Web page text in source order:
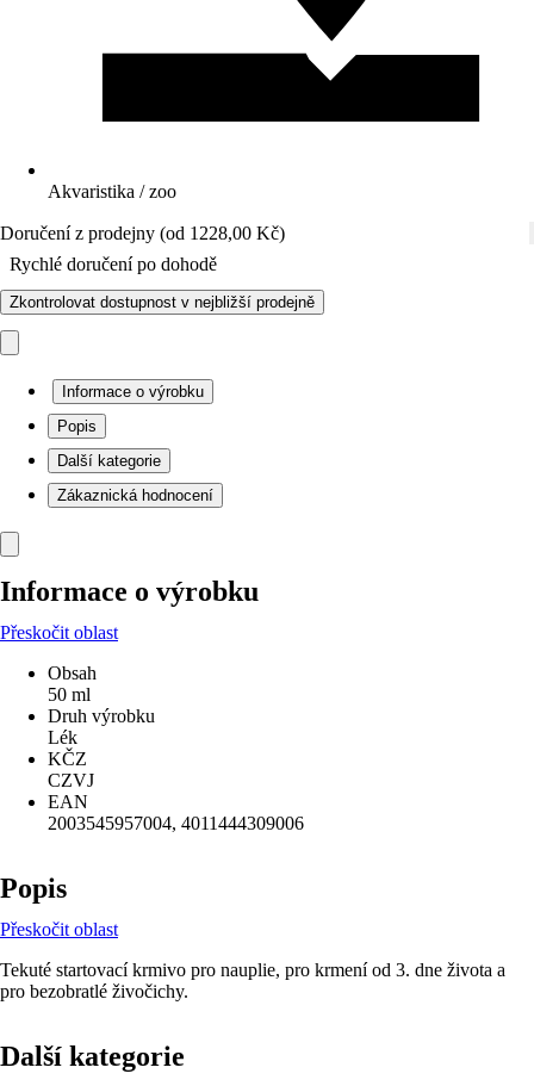
Akvaristika / zoo
Doručení z prodejny (od 1228,00 Kč)
Rychlé doručení po dohodě
Zkontrolovat dostupnost v nejbližší prodejně
Informace o výrobku
Popis
Další kategorie
Zákaznická hodnocení
Informace o výrobku
Přeskočit oblast
Obsah
50 ml
Druh výrobku
Lék
KČZ
CZVJ
EAN
2003545957004, 4011444309006
Popis
Přeskočit oblast
Tekuté startovací krmivo pro nauplie, pro krmení od 3. dne života a
pro bezobratlé živočichy.
Další kategorie